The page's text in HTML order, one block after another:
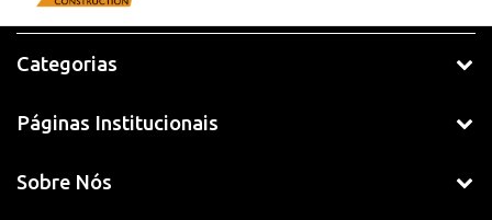
Categorias
Páginas Institucionais
Sobre Nós